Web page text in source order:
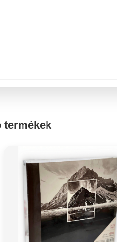
termékek